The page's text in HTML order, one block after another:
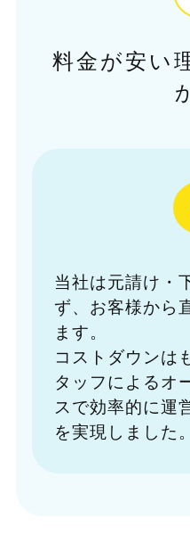
料金が安い
当社は元請け・
ず、お客様から
ます。
コストダウンは
タッフによるオ
スで効率的に運
を実現しました。